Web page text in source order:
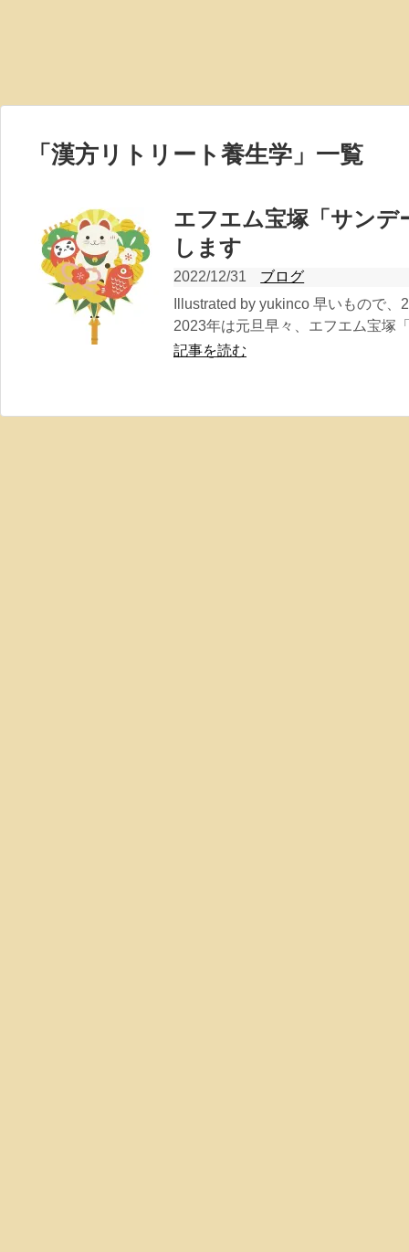
「 漢方リトリート養生学 」 一覧
エフエム宝塚「サンデ
します
2022/12/31
ブログ
Illustrated by yukinco 早いもので
2023年は元旦早々、エフエム宝塚
記事を読む